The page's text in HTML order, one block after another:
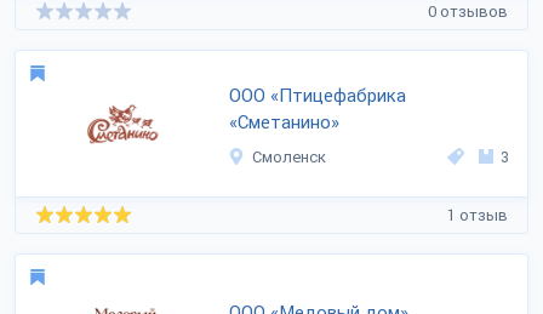
0 отзывов
ООО «Птицефабрика
«Сметанино»
Смоленск 3
1 отзыв